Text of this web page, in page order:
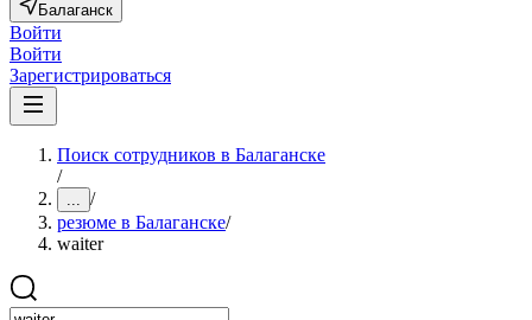
Балаганск
Войти
Войти
Зарегистрироваться
Поиск сотрудников в Балаганске
/
... /
резюме в Балаганске/
waiter